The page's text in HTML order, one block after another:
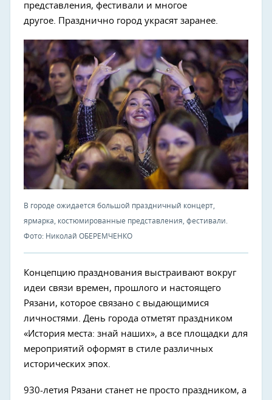
представления, фестивали и многое
другое. Празднично город украсят заранее.
В городе ожидается большой праздничный концерт,
ярмарка, костюмированные представления, фестивали.
Фото: Николай ОБЕРЕМЧЕНКО
Концепцию празднования выстраивают вокруг
идеи связи времен, прошлого и настоящего
Рязани, которое связано с выдающимися
личностями. День города отметят праздником
«История места: знай наших», а все площадки для
мероприятий оформят в стиле различных
исторических эпох.
930-летия Рязани станет не просто праздником, а